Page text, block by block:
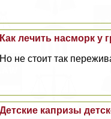
Как лечить насморк у
Но не стоит так
Детские капризы